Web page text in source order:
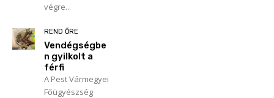
végre...
REND ŐRE
Vendégségbe
n gyilkolt a
férfi
A Pest Vármegyei
Főügyészség